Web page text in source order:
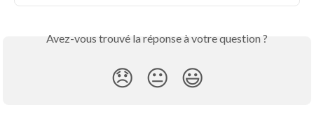
Avez-vous trouvé la réponse à votre question ?
😞 😐 😃